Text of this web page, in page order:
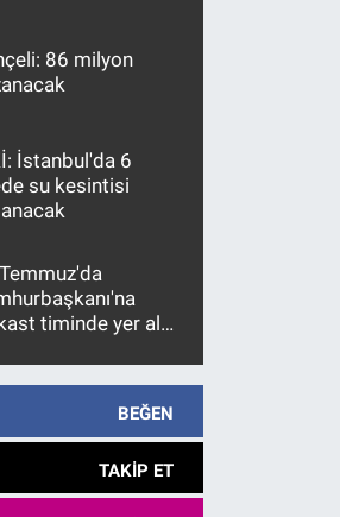
86 milyon
İstanbul'da 6
su kesintisi
timinde yer alan
sonra yakalandı
BEĞEN
TAKIP ET